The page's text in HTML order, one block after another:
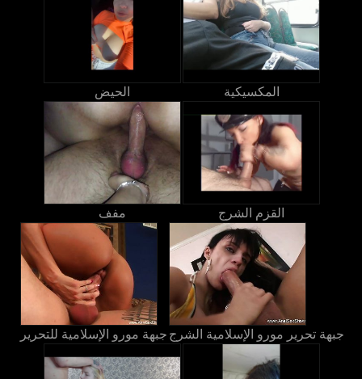
الحيض المكسيكية
مفف القزم الشرج
جبهة مورو الإسلامية للتحرير جبهة تحرير مورو الإسلامية الشرج